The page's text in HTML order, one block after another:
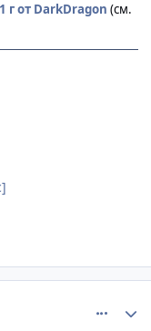
гот DarkDragon (см.